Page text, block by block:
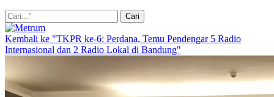
Kembali ke "TKPR ke-6: Perdana, Temu Pendengar 5 Radio
Internasional dan 2 Radio Lokal di Bandung"